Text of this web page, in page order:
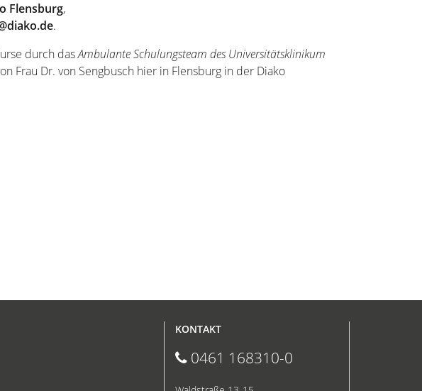
Flensburg,
.
durch dasAmbulante Schulungsteam des Universitätsklinikum
Frau Dr. von Sengbusch hier in Flensburg in der Diako
KONTAKT
0461 168310-0